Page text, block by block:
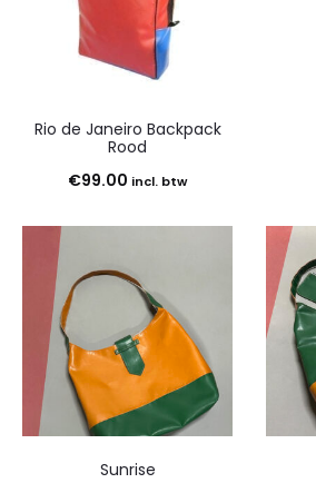
Rio de Janeiro Backpack
Rood
€99.00 incl. btw
Sunrise